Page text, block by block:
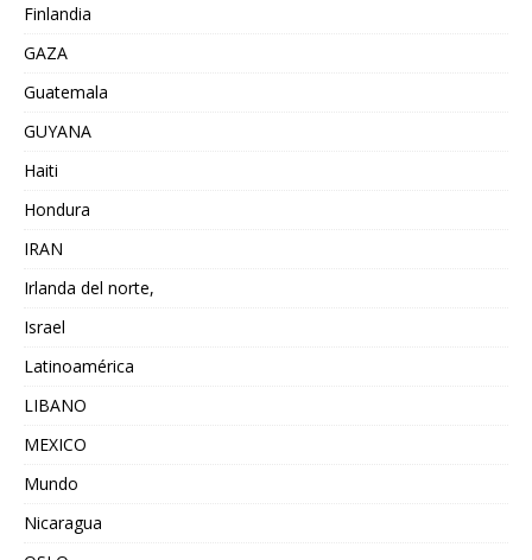
Finlandia
GAZA
Guatemala
GUYANA
Haiti
Hondura
IRAN
Irlanda del norte,
Israel
Latinoamérica
LIBANO
MEXICO
Mundo
Nicaragua